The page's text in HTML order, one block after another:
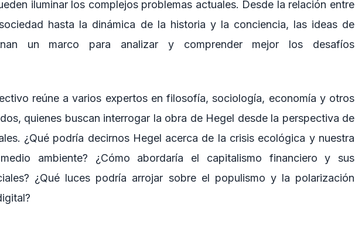
iluminar los complejos problemas actuales. Desde la relación entre
hasta la dinámica de la historia y la conciencia, las ideas de
un marco para analizar y comprender mejor los desafíos
reúne a varios expertos en filosofía, sociología, economía y otros
quienes buscan interrogar la obra de Hegel desde la perspectiva de
¿Qué podría decirnos Hegel acerca de la crisis ecológica y nuestra
ambiente? ¿Cómo abordaría el capitalismo financiero y sus
¿Qué luces podría arrojar sobre el populismo y la polarización